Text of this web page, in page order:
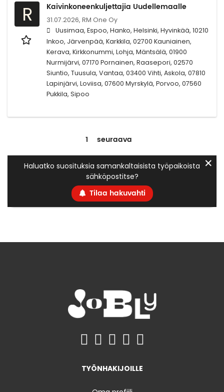
R Kaivinkoneenkuljettajia Uudellemaalle
31.07.2026, RM One Oy
Uusimaa, Espoo, Hanko, Helsinki, Hyvinkää, 10210
Inkoo, Järvenpää, Karkkila, 02700 Kauniainen,
Kerava, Kirkkonummi, Lohja, Mäntsälä, 01900
Nurmijärvi, 07170 Pornainen, Raasepori, 02570
Siuntio, Tuusula, Vantaa, 03400 Vihti, Askola, 07810
Lapinjärvi, Loviisa, 07600 Myrskylä, Porvoo, 07560
Pukkila, Sipoo
1 seuraava
Haluatko suosituksia samankaltaisista työpaikoista
sähköpostitse?
Tilaa hakuvahti
✕
TYÖNHAKIJOILLE